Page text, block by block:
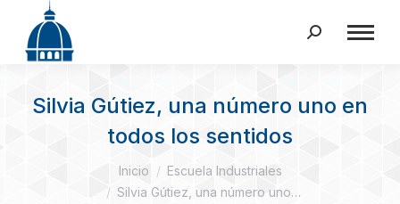
Buscar:
Silvia Gútiez, una número uno en
todos los sentidos
Inicio
Escuela Industriales
Silvia Gútiez, una número uno…